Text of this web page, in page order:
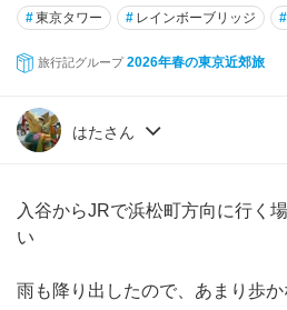
#東京タワー # レインボーブリッジ #
旅行記グループ 2026年春の東京近郊旅
はたさん
入谷からJRで浜松町方向に行く
い
雨も降り出したので、あまり歩か